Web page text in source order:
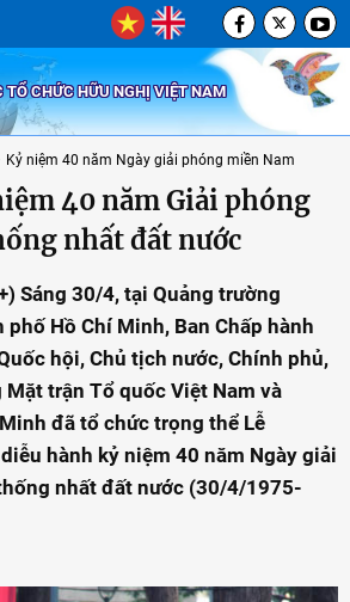
TỔ CHỨC HỮU NGHỊ VIỆT NAM
Kỷ niệm 40 năm Ngày giải phóng miền Nam
40 năm Giải phóng
nhất đất nước
Sáng 30/4, tại Quảng trường
Hồ Chí Minh, Ban Chấp hành
hội, Chủ tịch nước, Chính phủ,
Mặt trận Tổ quốc Việt Nam và
đã tổ chức trọng thể Lễ
hành kỷ niệm 40 năm Ngày giải
nhất đất nước (30/4/1975-